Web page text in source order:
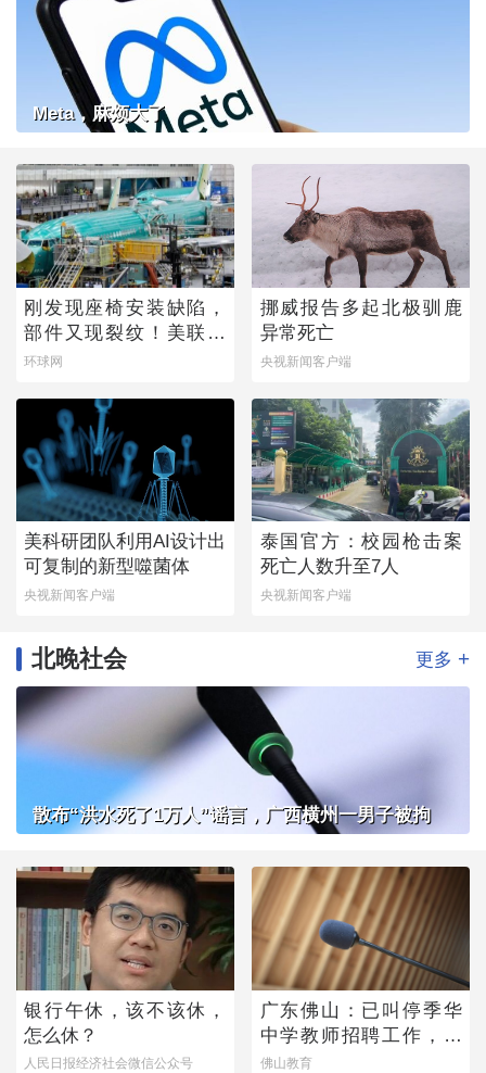
Meta，麻烦大了
刚发现座椅安装缺陷，
部件又现裂纹！美联邦
航空局下令：排查
环球网
挪威报告多起北极驯鹿
异常死亡
央视新闻客户端
美科研团队利用AI设计出
可复制的新型噬菌体
央视新闻客户端
泰国官方：校园枪击案
死亡人数升至7人
央视新闻客户端
北晚社会 更多 +
散布“洪水死了1万人”谣言，广西横州一男子被拘
银行午休，该不该休，
怎么休？
人民日报经济社会微信公众号
广东佛山：已叫停季华
中学教师招聘工作，开
展全面核查
佛山教育